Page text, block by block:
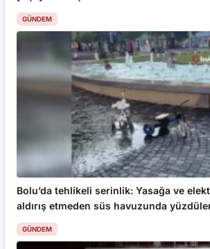
GÜNDEM
Bolu’da tehlikeli serinlik: Yasağa ve
aldırış etmeden süs havuzunda
GÜNDEM